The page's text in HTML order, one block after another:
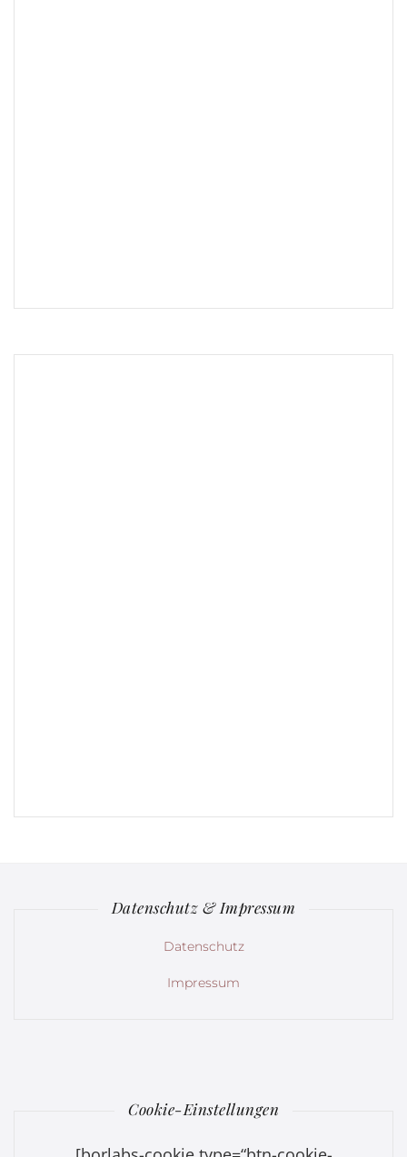
Datenschutz & Impressum
Datenschutz
Impressum
Cookie-Einstellungen